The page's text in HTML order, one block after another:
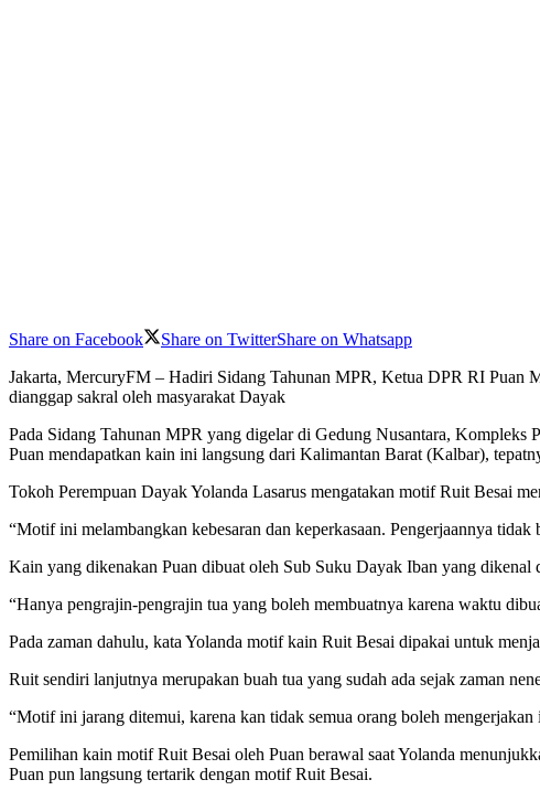
Share on Facebook Share on TwitterShare on Whatsapp
Jakarta, MercuryFM – Hadiri Sidang Tahunan MPR, Ketua DPR RI Puan
dianggap sakral oleh masyarakat Dayak
Pada Sidang Tahunan MPR yang digelar di Gedung Nusantara, Kompleks
Puan mendapatkan kain ini langsung dari Kalimantan Barat (Kalbar),
Tokoh Perempuan Dayak Yolanda Lasarus mengatakan motif Ruit Besai
“Motif ini melambangkan kebesaran dan keperkasaan. Pengerjaannya
Kain yang dikenakan Puan dibuat oleh Sub Suku Dayak Iban yang
“Hanya pengrajin-pengrajin tua yang boleh membuatnya karena waktu
Pada zaman dahulu, kata Yolanda motif kain Ruit Besai dipakai untuk
Ruit sendiri lanjutnya merupakan buah tua yang sudah ada sejak zaman
“Motif ini jarang ditemui, karena kan tidak semua orang boleh
Pemilihan kain motif Ruit Besai oleh Puan berawal saat Yolanda
Puan pun langsung tertarik dengan motif Ruit Besai.